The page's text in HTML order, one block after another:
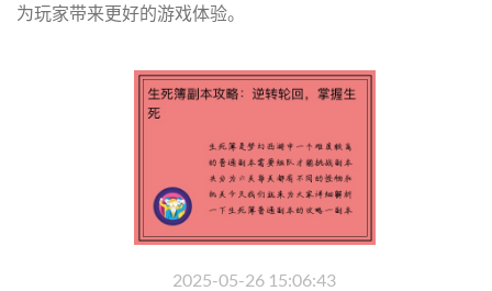
为玩家带来更好的游戏体验。
2025-05-26 15:06:43